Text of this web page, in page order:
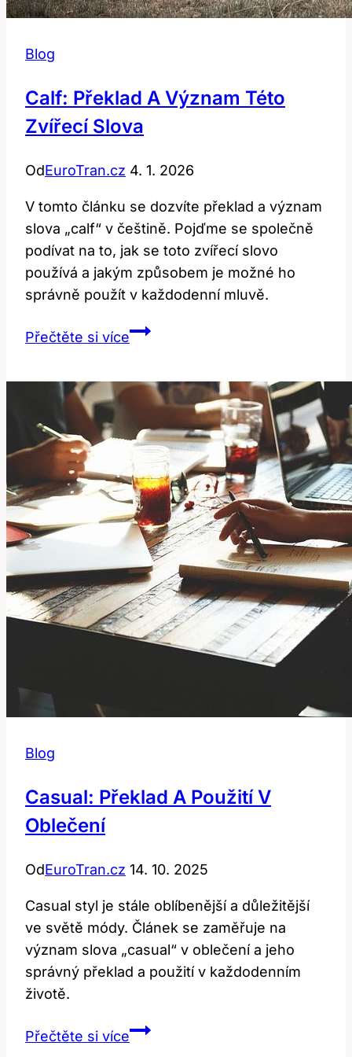
Blog
Calf: Překlad A Význam Této
Zvířecí Slova
OdEuroTran.cz 4. 1. 2026
V tomto článku se dozvíte překlad a význam
slova „calf“ v češtině. Pojďme se společně
podívat na to, jak se toto zvířecí slovo
používá a jakým způsobem je možné ho
správně použít v každodenní mluvě.
Přečtěte si víceCalf:
význam
zvířecí
slova
Blog
Casual: Překlad A Použití V
Oblečení
OdEuroTran.cz 14. 10. 2025
Casual styl je stále oblíbenější a důležitější
ve světě módy. Článek se zaměřuje na
význam slova „casual“ v oblečení a jeho
správný překlad a použití v každodenním
životě.
Přečtěte si víceCasual: